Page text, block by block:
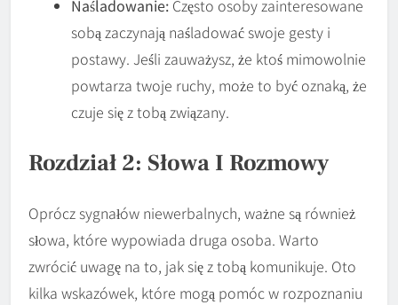
Naśladowanie: Często osoby zainteresowane
sobą zaczynają naśladować swoje gesty i
postawy. Jeśli zauważysz, że ktoś mimowolnie
powtarza twoje ruchy, może to być oznaką, że
czuje się z tobą związany.
Rozdział 2: Słowa I Rozmowy
Oprócz sygnałów niewerbalnych, ważne są również
słowa, które wypowiada druga osoba. Warto
zwrócić uwagę na to, jak się z tobą komunikuje. Oto
kilka wskazówek, które mogą pomóc w rozpoznaniu